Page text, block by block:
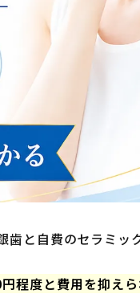
歯と自費のセラミッ
程度と費用を抑え